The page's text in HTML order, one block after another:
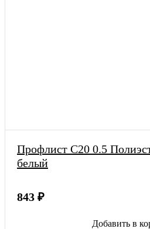
Профлист С20 0.5
белый
843 ₽
Добавить в